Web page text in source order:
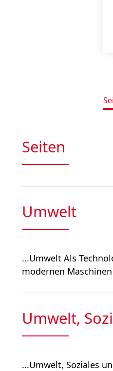
Seiten
Umwelt
...Umwelt Als
modernen
Umwelt,
...Umwelt, Sozia­les